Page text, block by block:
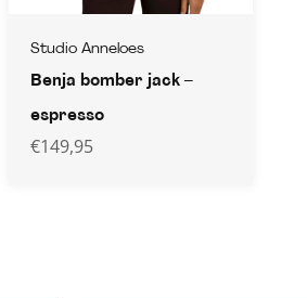
Studio Anneloes
Benja bomber jack –
espresso
€149,95